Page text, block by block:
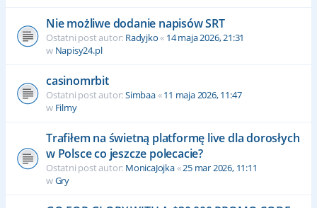
Nie możliwe dodanie napisów SRT
Ostatni post autor: Radyjko« 14 maja 2026, 21:31
w Napisy24.pl
casinomrbit
Ostatni post autor:Simbaa«11 maja 2026, 11:47
w Filmy
Trafiłem na świetną platformę live dla dorosłych
w Polsce co jeszcze polecacie?
Ostatni post autor: MonicaJojka«25 mar 2026, 11:11
wGry